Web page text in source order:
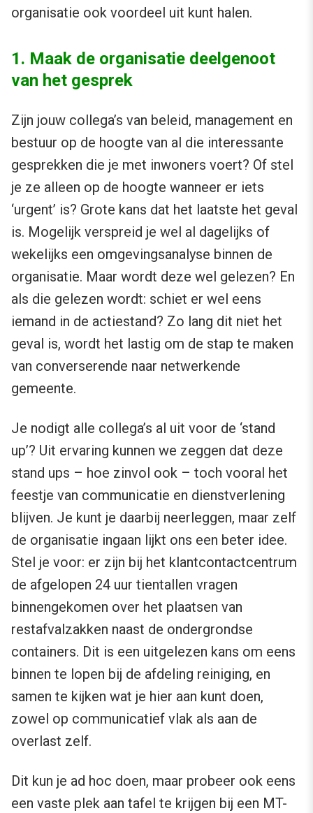
organisatie ook voordeel uit kunt halen.
1. Maak de organisatie deelgenoot
van het gesprek
Zijn jouw collega’s van beleid, management en
bestuur op de hoogte van al die interessante
gesprekken die je met inwoners voert? Of stel
je ze alleen op de hoogte wanneer er iets
‘urgent’ is? Grote kans dat het laatste het geval
is. Mogelijk verspreid je wel al dagelijks of
wekelijks een omgevingsanalyse binnen de
organisatie. Maar wordt deze wel gelezen? En
als die gelezen wordt: schiet er wel eens
iemand in de actiestand? Zo lang dit niet het
geval is, wordt het lastig om de stap te maken
van converserende naar netwerkende
gemeente.
Je nodigt alle collega’s al uit voor de ‘stand
up’? Uit ervaring kunnen we zeggen dat deze
stand ups – hoe zinvol ook – toch vooral het
feestje van communicatie en dienstverlening
blijven. Je kunt je daarbij neerleggen, maar zelf
de organisatie ingaan lijkt ons een beter idee.
Stel je voor: er zijn bij het klantcontactcentrum
de afgelopen 24 uur tientallen vragen
binnengekomen over het plaatsen van
restafvalzakken naast de ondergrondse
containers. Dit is een uitgelezen kans om eens
binnen te lopen bij de afdeling reiniging, en
samen te kijken wat je hier aan kunt doen,
zowel op communicatief vlak als aan de
overlast zelf.
Dit kun je ad hoc doen, maar probeer ook eens
een vaste plek aan tafel te krijgen bij een MT-